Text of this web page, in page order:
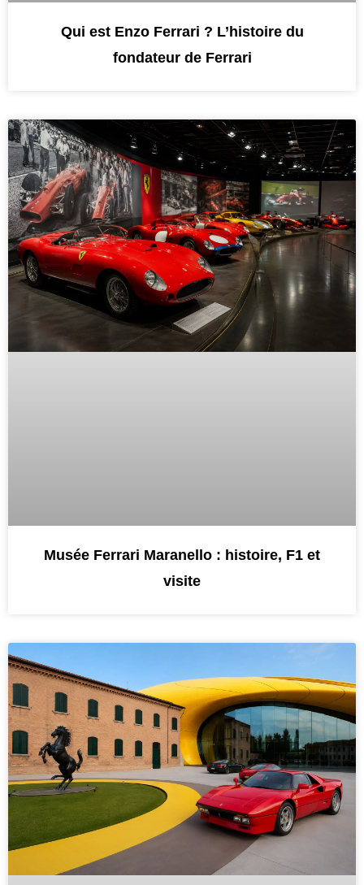
Qui est Enzo Ferrari ? L’histoire du
fondateur de Ferrari
Musée Ferrari Maranello : histoire, F1 et
visite